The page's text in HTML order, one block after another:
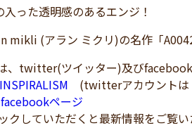
った透明感のあるエンジ！
mikli (アラン ミクリ)の名作「
、twitter(ツイッター)及び
(twitterアカウントは
ページ
クしていただくと最新情報をご覧